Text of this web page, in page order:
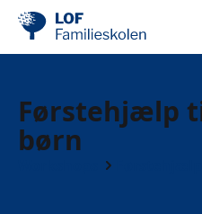
Førstehjælp
børn